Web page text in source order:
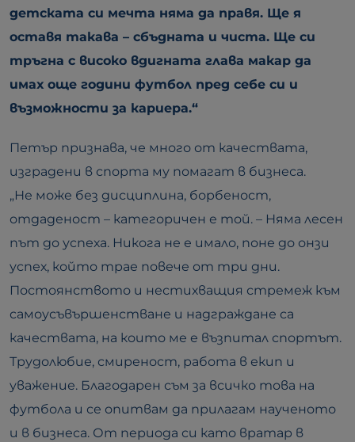
детската си мечта няма да правя. Ще я
оставя такава – сбъдната и чиста. Ще си
тръгна с високо вдигната глава макар да
имах още години футбол пред себе си и
възможности за кариера.“
Петър признава, че много от качествата,
изградени в спорта му помагат в бизнеса.
„Не може без дисциплина, борбеност,
отдаденост – категоричен е той. – Няма лесен
път до успеха. Никога не е имало, поне до онзи
успех, който трае повече от три дни.
Постоянството и нестихващия стремеж към
самоусъвършенстване и надграждане са
качествата, на които ме е възпитал спортът.
Трудолюбие, смиреност, работа в екип и
уважение. Благодарен съм за всичко това на
футбола и се опитвам да прилагам наученото
и в бизнеса. От периода си като вратар в